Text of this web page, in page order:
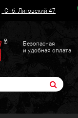
-Спб. Лиговский 47
Безопасная
и удобная оплата